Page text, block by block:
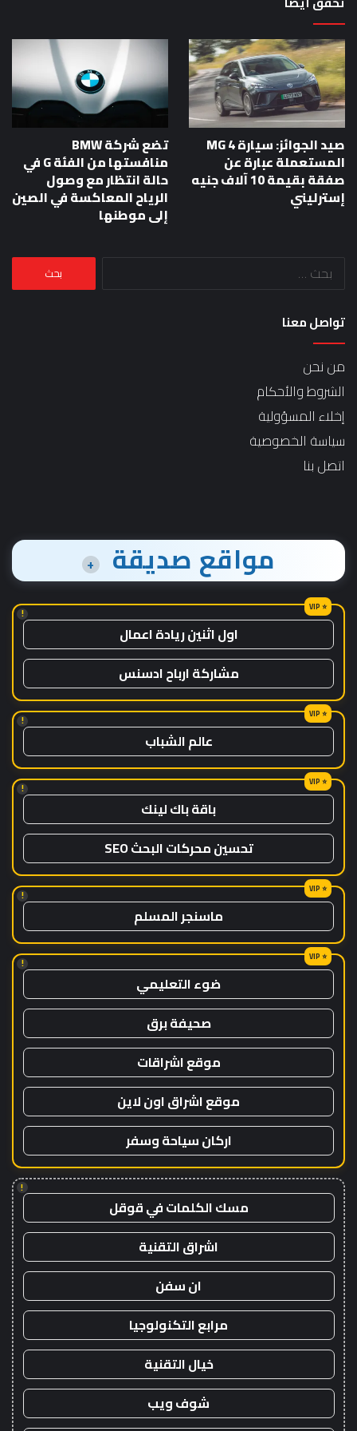
صيد الجوائز: سيارة MG 4
المستعملة عبارة عن
صفقة بقيمة 10 آلاف جنيه
إسترليني
تضع شركة BMW
منافستها من الفئة G في
حالة انتظار مع وصول
الرياح المعاكسة في الصين
إلى موطنها
البحث
تواصل معنا
من نحن
الشروط والأحكام
إخلاء المسؤولية
سياسة الخصوصية
اتصل بنا
مواقع صديقة +
!
اول اثنين ريادة اعمال
مشاركة ارباح ادسنس
!
عالم الشباب
!
باقة باك لينك
تحسين محركات البحث SEO
!
ماسنجر المسلم
!
ضوء التعليمي
صحيفة برق
موقع اشراقات
موقع اشراق اون لاين
اركان سياحة وسفر
!
مسك الكلمات في قوقل
اشراق التقنية
ان سفن
مرابع التكنولوجيا
خيال التقنية
شوف ويب